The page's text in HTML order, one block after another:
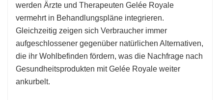
werden Ärzte und Therapeuten Gelée Royale
vermehrt in Behandlungspläne integrieren.
Gleichzeitig zeigen sich Verbraucher immer
aufgeschlossener gegenüber natürlichen Alternativen,
die ihr Wohlbefinden fördern, was die Nachfrage nach
Gesundheitsprodukten mit Gelée Royale weiter
ankurbelt.